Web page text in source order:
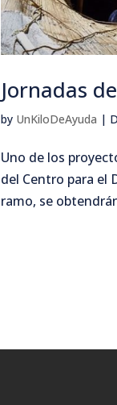
Jornadas
by UnKiloDeAyuda |
Uno de los
del Centro para el
ramo, se